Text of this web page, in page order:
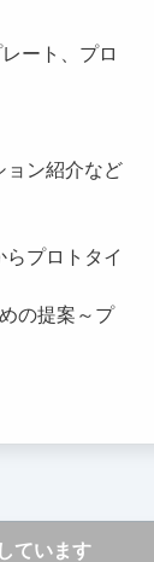
ート、プロ
ン紹介など
プロトタイ
の提案～プ
ています